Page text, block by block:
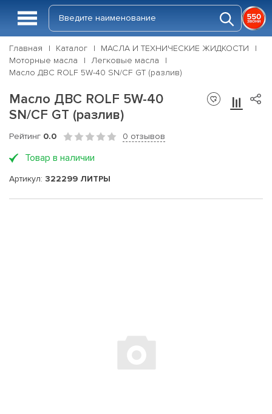
Главная Каталог
МАСЛА И ТЕХНИЧЕСКИЕ ЖИДКОСТИ
Моторные масла
Легковые масла
Масло ДВС ROLF 5W-40 SN/CF GT (разлив)
Масло ДВС ROLF 5W-40
SN/CF GT (разлив)
Рейтинг 0.0 0 отзывов
Товар в наличии
Артикул: 322299 ЛИТРЫ